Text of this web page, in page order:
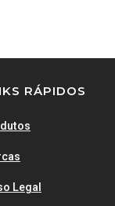
RÁPIDOS
Legal